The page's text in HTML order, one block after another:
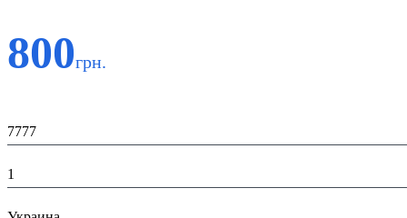
800грн.
7777
1